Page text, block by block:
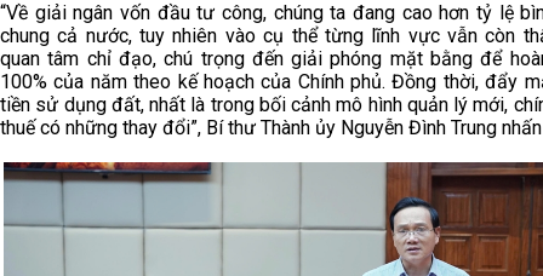
“Về giải ngân vốn đầu tư công, chúng ta đang cao hơn tỷ lệ
chung cả nước, tuy nhiên vào cụ thể từng lĩnh vực vẫn còn
quan tâm chỉ đạo, chú trọng đến giải phóng mặt bằng để
100% của năm theo kế hoạch của Chính phủ. Đồng thời, đẩy
tiền sử dụng đất, nhất là trong bối cảnh mô hình quản lý mới,
thuế có những thay đổi”, Bí thư Thành ủy Nguyễn Đình Trung